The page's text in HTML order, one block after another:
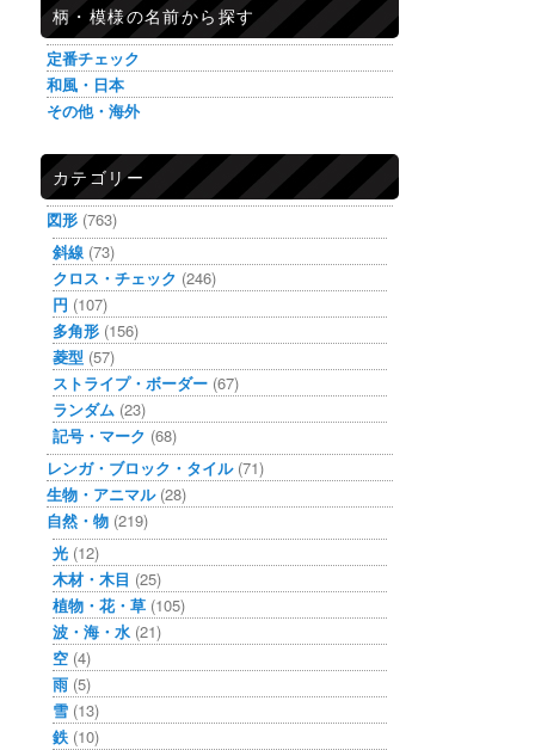
柄・模様の名前から探す
定番チェック
和風・日本
その他・海外
カテゴリー
図形 (763)
斜線 (73)
クロス・チェック (246)
円 (107)
多角形 (156)
菱型 (57)
ストライプ・ボーダー (67)
ランダム (23)
記号・マーク (68)
レンガ・ブロック・タイル(71)
生物・アニマル(28)
自然・物 (219)
光 (12)
木材・木目 (25)
植物・花・草 (105)
波・海・水 (21)
空 (4)
雨 (5)
雪 (13)
鉄 (10)